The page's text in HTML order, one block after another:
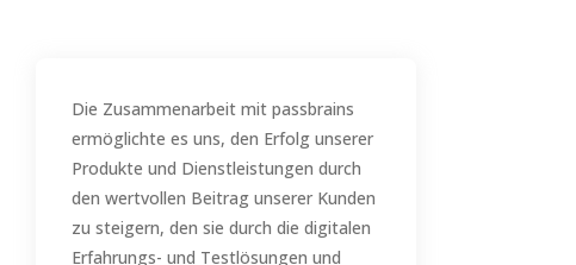
Die Zusammenarbeit mit passbrains
ermöglichte es uns, den Erfolg unserer
Produkte und Dienstleistungen durch
den wertvollen Beitrag unserer Kunden
zu steigern, den sie durch die digitalen
Erfahrungs- und Testlösungen und